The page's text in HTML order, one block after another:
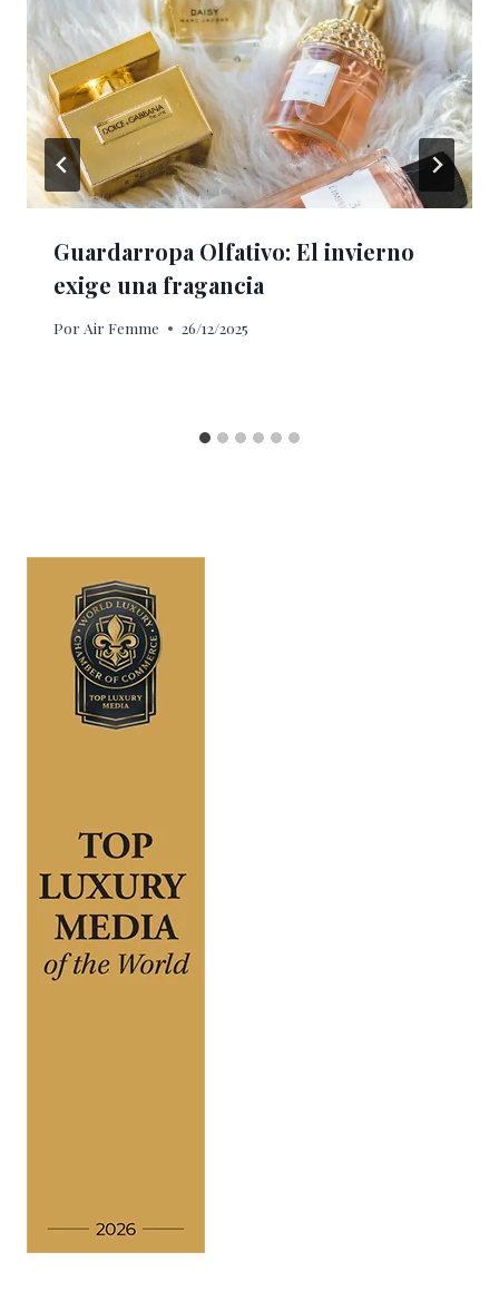
Guardarropa Olfativo: El invierno
exige una fragancia
Por Air Femme 26/12/2025